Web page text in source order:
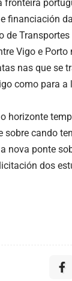
fronteira
financiación
de
Vigo e
nas que se
como para
horizonte
cando
nova ponte
dos